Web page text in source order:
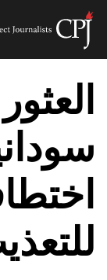
Skip
content